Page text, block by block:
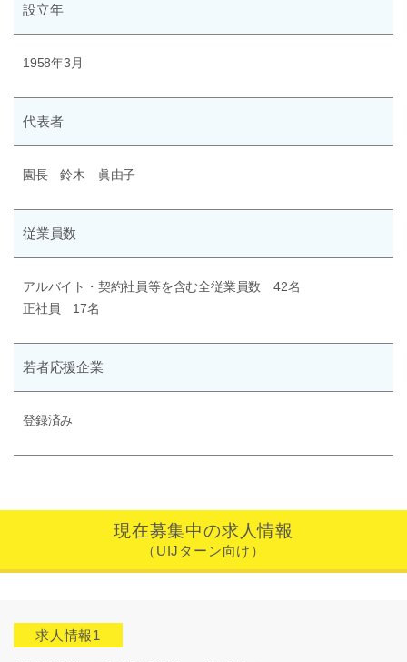
設立年
1958年3月
代表者
園長 鈴木 眞由子
従業員数
アルバイト・契約社員等を含む全従業員数 42名
正社員 17名
若者応援企業
登録済み
現在募集中の求人情報
（UIJターン向け）
求人情報1